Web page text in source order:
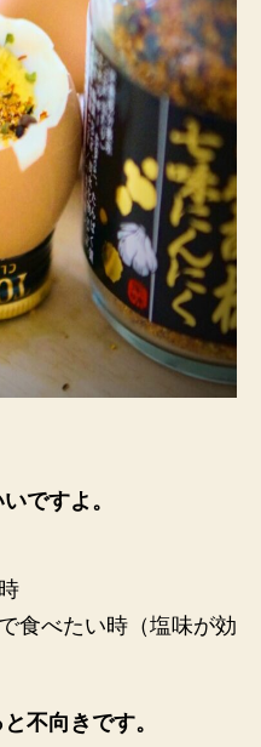
ですよ。
食べたい時（塩味が効
不向きです。